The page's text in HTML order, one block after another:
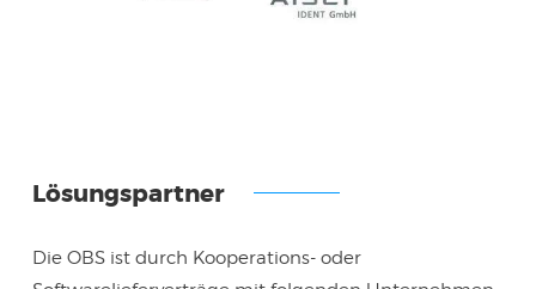
Lösungspartner
Die OBS ist durch Kooperations- oder